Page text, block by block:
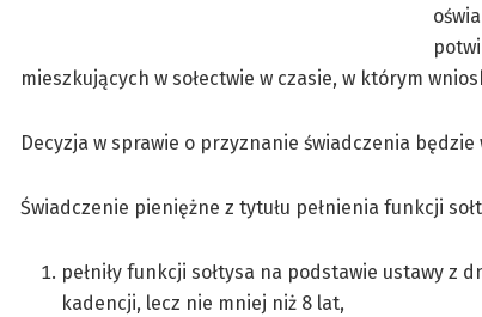
mieszkujących w sołectwie w czasie, w którym
Decyzja w sprawie o przyznanie świadczenia
Świadczenie pieniężne z tytułu pełnienia funkcji
pełniły funkcji sołtysa na podstawie ustawy z
kadencji, lecz nie mniej niż 8 lat,